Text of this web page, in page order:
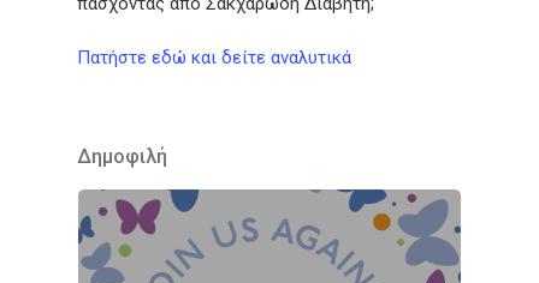
Πατήστε εδώ και δείτε αναλυτικά
Δημοφιλή